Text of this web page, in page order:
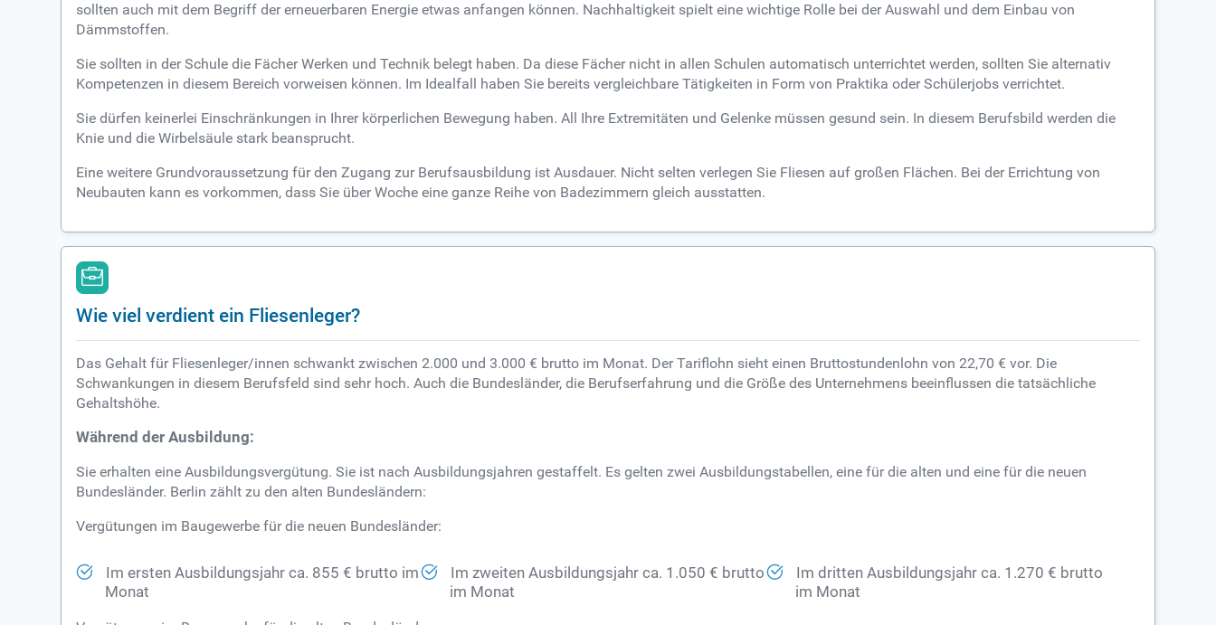
sollten auch mit dem Begriff der erneuerbaren Energie etwas anfangen können. Nachhaltigkeit spielt eine wichtige Rolle bei der Auswahl und dem Einbau von
Dämmstoffen.
Sie sollten in der Schule die Fächer Werken und Technik belegt haben. Da diese Fächer nicht in allen Schulen automatisch unterrichtet werden, sollten Sie alternativ
Kompetenzen in diesem Bereich vorweisen können. Im Idealfall haben Sie bereits vergleichbare Tätigkeiten in Form von Praktika oder Schülerjobs verrichtet.
Sie dürfen keinerlei Einschränkungen in Ihrer körperlichen Bewegung haben. All Ihre Extremitäten und Gelenke müssen gesund sein. In diesem Berufsbild werden die
Knie und die Wirbelsäule stark beansprucht.
Eine weitere Grundvoraussetzung für den Zugang zur Berufsausbildung ist Ausdauer. Nicht selten verlegen Sie Fliesen auf großen Flächen. Bei der Errichtung von
Neubauten kann es vorkommen, dass Sie über Woche eine ganze Reihe von Badezimmern gleich ausstatten.
Wie viel verdient ein Fliesenleger?
Das Gehalt für Fliesenleger/innen schwankt zwischen 2.000 und 3.000 € brutto im Monat. Der Tariflohn sieht einen Bruttostundenlohn von 22,70 € vor. Die
Schwankungen in diesem Berufsfeld sind sehr hoch. Auch die Bundesländer, die Berufserfahrung und die Größe des Unternehmens beeinflussen die tatsächliche
Gehaltshöhe.
Während der Ausbildung:
Sie erhalten eine Ausbildungsvergütung. Sie ist nach Ausbildungsjahren gestaffelt. Es gelten zwei Ausbildungstabellen, eine für die alten und eine für die neuen
Bundesländer. Berlin zählt zu den alten Bundesländern:
Vergütungen im Baugewerbe für die neuen Bundesländer:
Im ersten Ausbildungsjahr ca. 855 € brutto im
Monat
Im zweiten Ausbildungsjahr ca. 1.050 € brutto
im Monat
Im dritten Ausbildungsjahr ca. 1.270 € brutto
im Monat